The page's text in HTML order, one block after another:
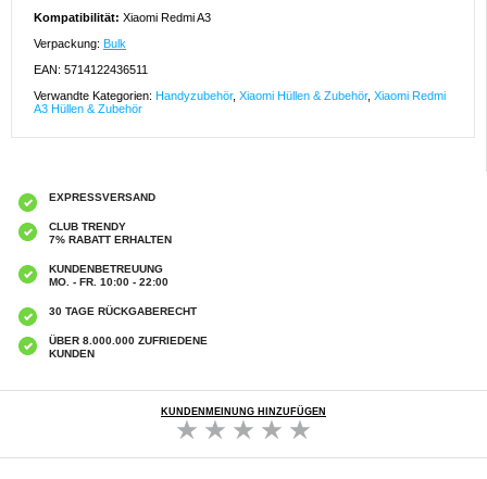
Kompatibilität: Xiaomi Redmi A3
Verpackung: Bulk
EAN: 5714122436511
Verwandte Kategorien: Handyzubehör, Xiaomi Hüllen & Zubehör, Xiaomi Redmi
A3 Hüllen & Zubehör
EXPRESSVERSAND
CLUB TRENDY
7% RABATT ERHALTEN
KUNDENBETREUUNG
MO. - FR. 10:00 - 22:00
30 TAGE RÜCKGABERECHT
ÜBER 8.000.000 ZUFRIEDENE
KUNDEN
KUNDENMEINUNG HINZUFÜGEN